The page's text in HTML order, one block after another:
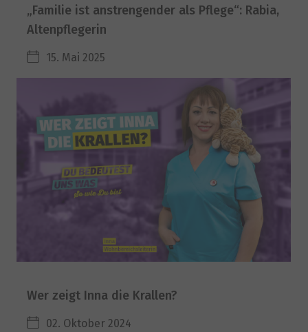
„Familie ist anstrengender als Pflege“: Rabia,
Altenpflegerin
15. Mai 2025
Wer zeigt Inna die Krallen?
02. Oktober 2024